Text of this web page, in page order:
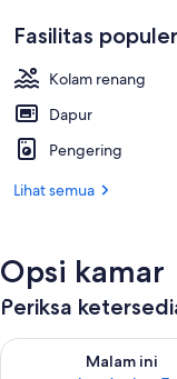
Fasilitas populer
Kolam renang
Dapur
Pengering
Lihat semua
Opsi kamar
Periksa
Malam ini
Periksa ketersediaan